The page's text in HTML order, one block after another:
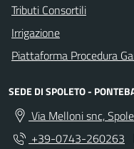
Tributi Consortili
Irrigazione
Piattaforma Procedura
SEDE DI SPOLETO -
Via Melloni snc,
+39-0743-260263